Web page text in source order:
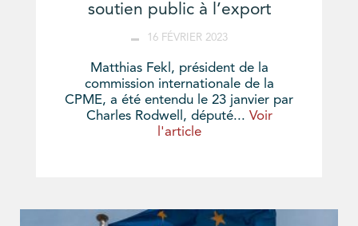
soutien public à l’export
16 FÉVRIER 2023
Matthias Fekl, président de la
commission internationale de la
CPME, a été entendu le 23 janvier par
Charles Rodwell, député... Voir
l'article